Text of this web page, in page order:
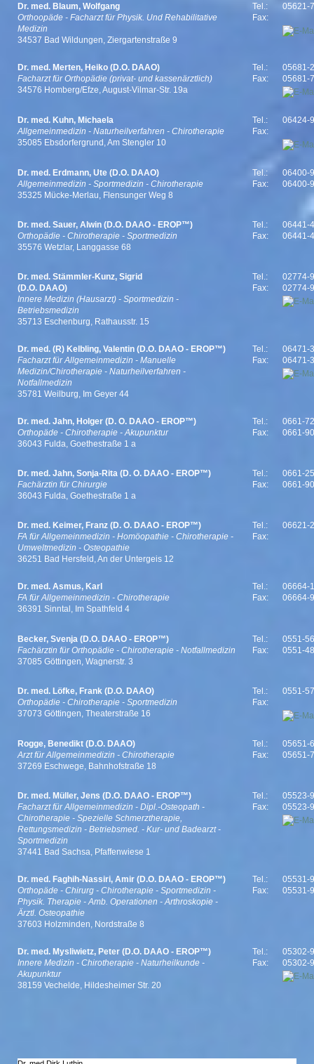
Dr. med. Blaum, Wolfgang
Orthoopäde - Facharzt für Physik. Und Rehabilitative
Medizin
34537 Bad Wildungen, Ziergartenstraße 9
Tel.:
05621-
Fax:
Dr. med. Merten, Heiko (D.O. DAAO)
Facharzt für Orthopädie (privat- und kassenärztlich)
34576 Homberg/Efze, August-Vilmar-Str. 19a
Tel.:
05681-
Fax:
05681-
Dr. med. Kuhn, Michaela
Allgemeinmedizin - Naturheilverfahren - Chirotherapie
35085 Ebsdorfergrund, Am Stengler 10
Tel.:
06424-
Fax:
Dr. med. Erdmann, Ute (D.O. DAAO)
Allgemeinmedizin - Sportmedizin - Chirotherapie
35325 Mücke-Merlau, Flensunger Weg 8
Tel.:
06400-
Fax:
06400-
Dr. med. Sauer, Alwin (D.O. DAAO - EROP™)
Orthopädie - Chirotherapie - Sportmedizin
35576 Wetzlar, Langgasse 68
Tel.:
06441-
Fax:
06441-
Dr. med. Stämmler-Kunz, Sigrid
(D.O. DAAO)
Innere Medizin (Hausarzt) - Sportmedizin -
Betriebsmedizin
35713 Eschenburg, Rathausstr. 15
Tel.:
02774-
Fax:
02774-
Dr. med. (R) Kelbling, Valentin (D.O. DAAO - EROP™)
Facharzt für Allgemeinmedizin - Manuelle
Medizin/Chirotherapie - Naturheilverfahren -
Notfallmedizin
35781 Weilburg, Im Geyer 44
Tel.:
06471-
Fax:
06471-
Dr. med. Jahn, Holger (D. O. DAAO - EROP™)
Orthopäde - Chirotherapie - Akupunktur
36043 Fulda, Goethestraße 1 a
Tel.:
0661-
Fax:
0661-
Dr. med. Jahn, Sonja-Rita (D. O. DAAO - EROP™)
Fachärztin für Chirurgie
36043 Fulda, Goethestraße 1 a
Tel.:
0661-
Fax:
0661-
Dr. med. Keimer, Franz (D. O. DAAO - EROP™)
FA für Allgemeinmedizin - Homöopathie - Chirotherapie -
Umweltmedizin - Osteopathie
36251 Bad Hersfeld, An der Untergeis 12
Tel.:
06621-
Fax:
Dr. med. Asmus, Karl
FA für Allgemeinmedizin - Chirotherapie
36391 Sinntal, Im Spathfeld 4
Tel.:
06664-
Fax:
06664-
Becker, Svenja (D.O. DAAO - EROP™)
Fachärztin für Orthopädie - Chirotherapie - Notfallmedizin
37085 Göttingen, Wagnerstr. 3
Tel.:
0551-
Fax:
0551-
Dr. med. Löfke, Frank (D.O. DAAO)
Orthopädie - Chirotherapie - Sportmedizin
37073 Göttingen, Theaterstraße 16
Tel.:
0551-
Fax:
Rogge, Benedikt (D.O. DAAO)
Arzt für Allgemeinmedizin - Chirotherapie
37269 Eschwege, Bahnhofstraße 18
Tel.:
05651-
Fax:
05651-
Dr. med. Müller, Jens (D.O. DAAO - EROP™)
Facharzt für Allgemeinmedizin - Dipl.-Osteopath -
Chirotherapie - Spezielle Schmerztherapie,
Rettungsmedizin - Betriebsmed. - Kur- und Badearzt -
Sportmedizin
37441 Bad Sachsa, Pfaffenwiese 1
Tel.:
05523-
Fax:
05523-
Dr. med. Faghih-Nassiri, Amir (D.O. DAAO - EROP™)
Orthopäde - Chirurg - Chirotherapie - Sportmedizin -
Physik. Therapie - Amb. Operationen - Arthroskopie -
Ärztl. Osteopathie
37603 Holzminden, Nordstraße 8
Tel.:
05531-
Fax:
05531-
Dr. med. Mysliwietz, Peter (D.O. DAAO - EROP™)
Innere Medizin - Chirotherapie - Naturheilkunde -
Akupunktur
38159 Vechelde, Hildesheimer Str. 20
Tel.:
05302-
Fax:
05302-